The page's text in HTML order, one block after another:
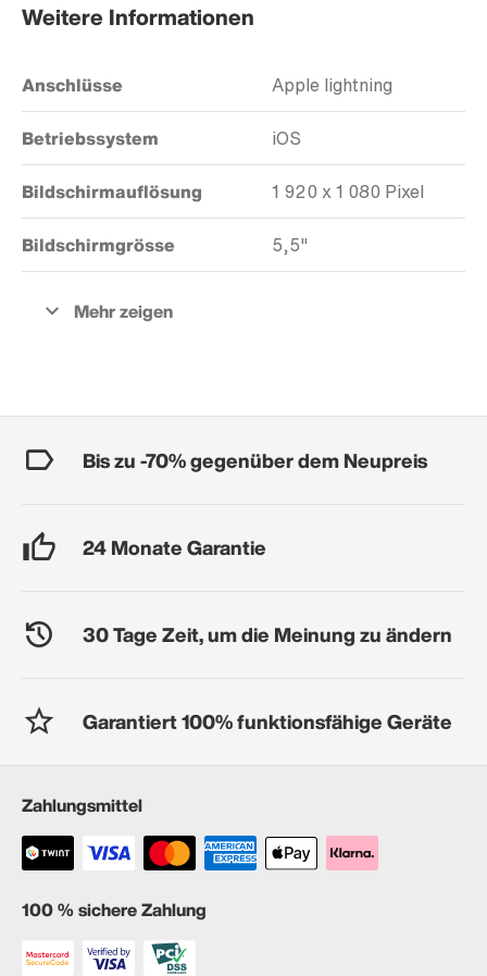
Weitere Informationen
Anschlüsse Apple lightning
Betriebssystem iOS
Bildschirmauflösung 1 920 x 1 080 Pixel
Bildschirmgrösse 5,5"
Bis zu -70% gegenüber dem Neupreis
24 Monate Garantie
30 Tage Zeit, um die Meinung zu ändern
Garantiert 100% funktionsfähige Geräte
Zahlungsmittel
100 % sichere Zahlung